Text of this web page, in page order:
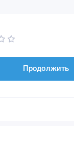
Продолжить